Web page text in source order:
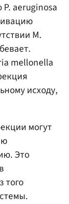
aeruginosa
M.
mellonella
исходу,
могут
Это
того